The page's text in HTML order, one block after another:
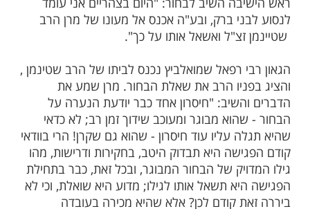
עמה, ניגש הבחור אל ראש הישיבה,
רפאל זצ"ל, ושאלו: "מן הסתם, במשך הפגישה
לי 'לעגל' את הגיל, ולומר שהנני צעיר בכמה
האמיתי. האם מותר לי לנהוג כך?".
לטעון: "הלוא שנה-שנתיים פחות או יותר,
ביחס לתכונות ולמידות האדם, ואם כן אולי
מעט את הגיל, כי כשאגלה את גילי האמיתי,
להיבהל מגילי המבוגר ולהפסיק את המשך